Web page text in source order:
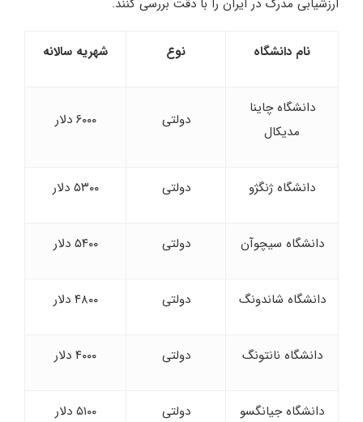
نام دانشگاه نوع شهریه سالانه
دانشگاه چاینا
مدیکال
دولتی ۶۰۰۰ دلار
دانشگاه ژنگژو دولتی ۵۳۰۰ دلار
دانشگاه سیچوآن دولتی ۵۴۰۰ دلار
دانشگاه شاندونگ دولتی ۴۸۰۰ دلار
دانشگاه نانتونگ دولتی ۴۰۰۰ دلار
دانشگاه جیانگسو دولتی ۵۱۰۰ دلار